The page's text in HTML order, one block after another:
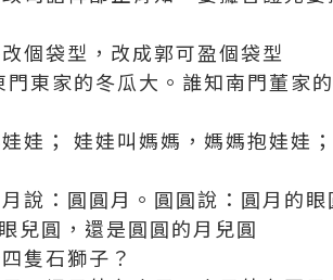
個袋型，改成郭可盈個袋型
東家的冬瓜大。誰知南門董家
娃； 娃娃叫媽媽，媽媽抱娃娃
說：圓圓月。圓圓說：圓月的眼
兒圓，還是圓圓的月兒圓
隻石獅子？